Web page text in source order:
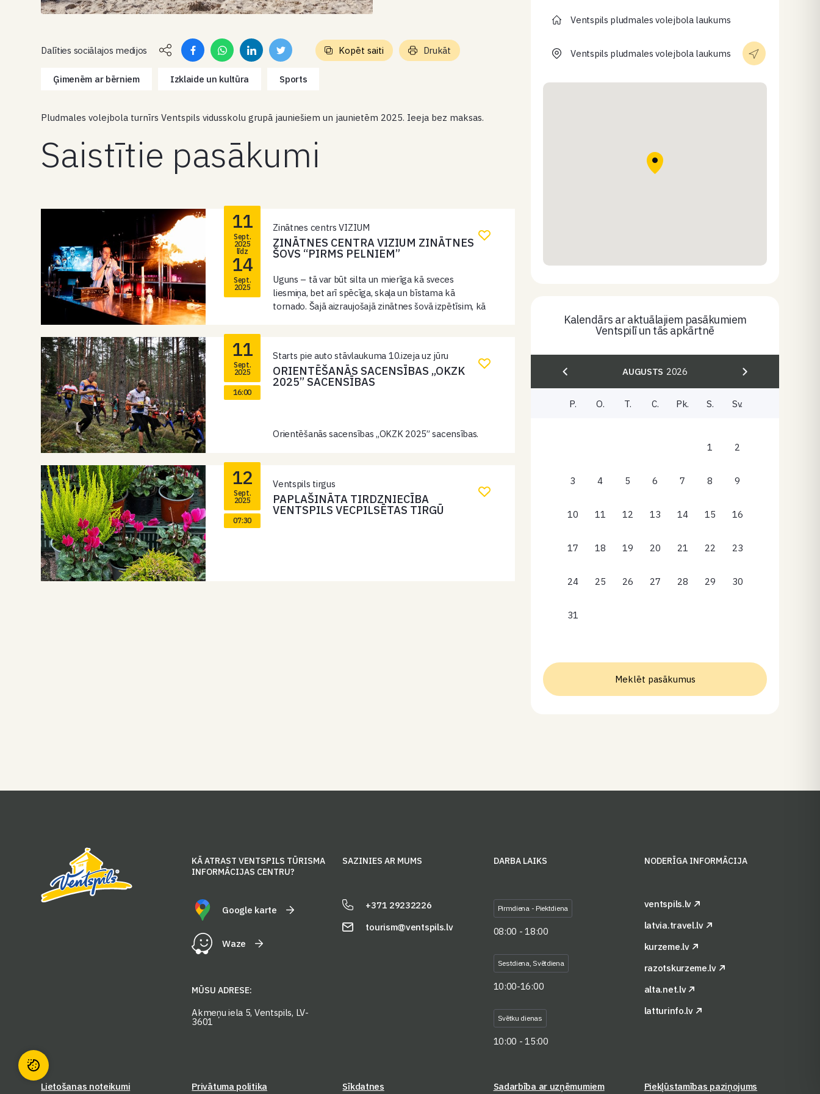
Dalīties sociālajos medijos Kopēt saiti Drukāt
Ģimenēm ar bērniem Izklaide un kultūra Sports
Pludmales volejbola turnīrs Ventspils vidusskolu grupā jauniešiem un jaunietēm 2025. Ieeja bez maksas.
Saistītie pasākumi
11
Sept.
2025
līdz
14
Sept.
2025
Zinātnes centrs VIZIUM
ZINĀTNES CENTRA VIZIUM ZINĀTNES
ŠOVS “PIRMS PELNIEM”
Uguns – tā var būt silta un mierīga kā sveces
liesmiņa, bet arī spēcīga, skaļa un bīstama kā
tornado. Šajā aizraujošajā zinātnes šovā izpētīsim, kā
11
Sept.
2025
16:00
Starts pie auto stāvlaukuma 10.izeja uz jūru
ORIENTĒŠANĀS SACENSĪBAS „OKZK
2025” SACENSĪBAS
Orientēšanās sacensības „OKZK 2025” sacensības.
12
Sept.
2025
07:30
Ventspils tirgus
PAPLAŠINĀTA TIRDZNIECĪBA
VENTSPILS VECPILSĒTAS TIRGŪ
Ventspils pludmales volejbola laukums
Ventspils pludmales volejbola laukums
Kalendārs ar aktuālajiem pasākumiem
Ventspilī un tās apkārtnē
AUGUSTS 2026
P. O. T. C. Pk. S. Sv.
1 2
3 4 5 6 7 8 9
10 11 12 13 14 15 16
17 18 19 20 21 22 23
24 25 26 27 28 29 30
31
Meklēt pasākumus
KĀ ATRAST VENTSPILS TŪRISMA
INFORMĀCIJAS CENTRU?
SAZINIES AR MUMS DARBA LAIKS NODERĪGA INFORMĀCIJA
Google karte
Waze
MŪSU ADRESE:
Akmeņu iela 5, Ventspils, LV-
3601
+371 29232226
tourism@ventspils.lv
Pirmdiena - Piektdiena
08:00 - 18:00
Sestdiena, Svētdiena
10:00-16:00
Svētku dienas
10:00 - 15:00
ventspils.lv
latvia.travel.lv
kurzeme.lv
razotskurzeme.lv
alta.net.lv
latturinfo.lv
Lietošanas noteikumi Privātuma politika Sīkdatnes Sadarbība ar uzņēmumiem Piekļūstamības paziņojums